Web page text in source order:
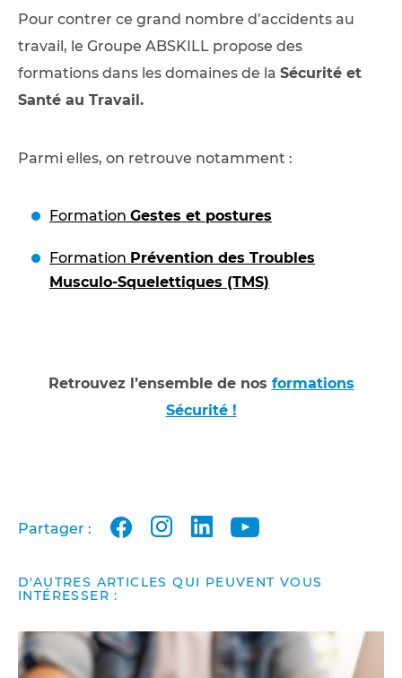
Pour contrer ce grand nombre d’accidents au
travail, le Groupe ABSKILL propose des
formations dans les domaines de la Sécurité et
Santé au Travail.
Parmi elles, on retrouve notamment :
Formation Gestes et postures
Formation Prévention des Troubles
Musculo-Squelettiques (TMS)
Retrouvez l’ensemble de nos formations
Sécurité !
Partager : facebook instagram linkedin youtube
D'AUTRES ARTICLES QUI PEUVENT VOUS
INTÉRESSER :